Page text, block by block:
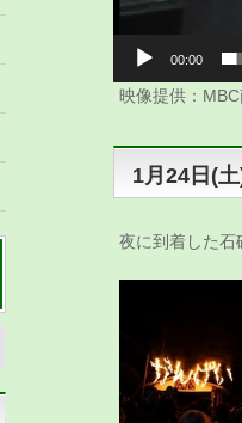
00:00
映像提供：MBC
1月24日(
夜に到着した石